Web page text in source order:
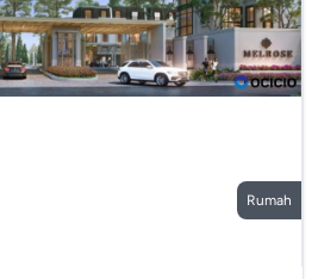
Rumah